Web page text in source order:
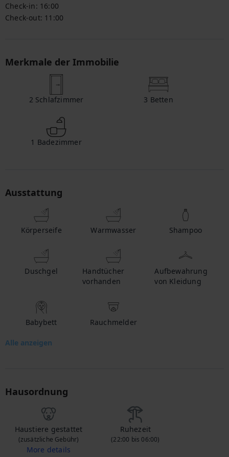
Check-in: 16:00
Check-out: 11:00
Merkmale der Immobilie
2 Schlafzimmer 3 Betten
1 Badezimmer
Ausstattung
Körperseife Warmwasser Shampoo
Duschgel
Handtücher
vorhanden
Aufbewahrung
von Kleidung
Babybett Rauchmelder
Alle anzeigen
Hausordnung
Haustiere gestattet
(zusätzliche Gebühr)
More details
Ruhezeit
(22:00 bis 06:00)